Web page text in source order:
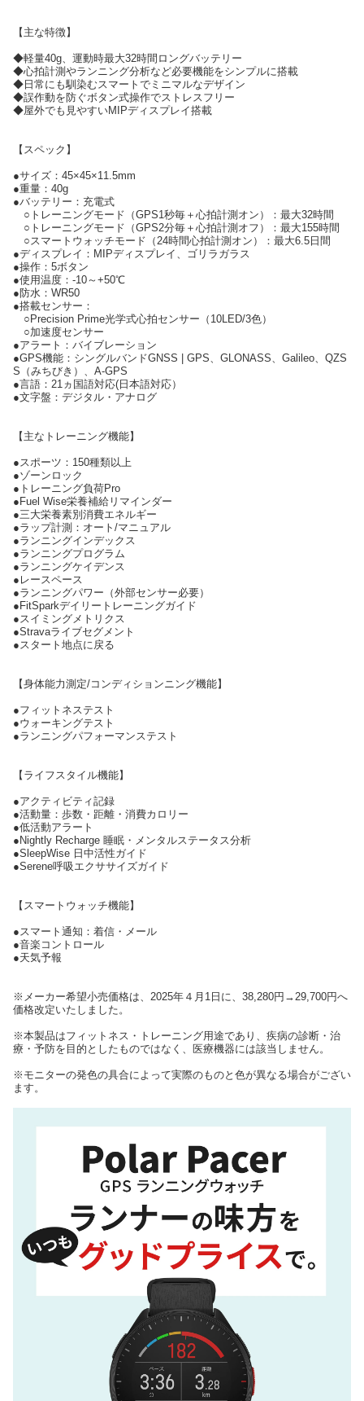
【主な特徴】
◆軽量40g、運動時最大32時間ロングバッテリー
◆心拍計測やランニング分析など必要機能をシンプルに搭載
◆日常にも馴染むスマートでミニマルなデザイン
◆誤作動を防ぐボタン式操作でストレスフリー
◆屋外でも見やすいMIPディスプレイ搭載
【スペック】
●サイズ：45×45×11.5mm
●重量：40g
●バッテリー：充電式
○トレーニングモード（GPS1秒毎＋心拍計測オン）：最大32時間
○トレーニングモード（GPS2分毎＋心拍計測オフ）：最大155時間
○スマートウォッチモード（24時間心拍計測オン）：最大6.5日間
●ディスプレイ：MIPディスプレイ、ゴリラガラス
●操作：5ボタン
●使用温度：-10～+50℃
●防水：WR50
●搭載センサー：
○Precision Prime光学式心拍センサー（10LED/3色）
○加速度センサー
●アラート：バイブレーション
●GPS機能：シングルバンドGNSS | GPS、GLONASS、Galileo、QZS
S（みちびき）、A-GPS
●言語：21ヵ国語対応(日本語対応）
●文字盤：デジタル・アナログ
【主なトレーニング機能】
●スポーツ：150種類以上
●ゾーンロック
●トレーニング負荷Pro
●Fuel Wise栄養補給リマインダー
●三大栄養素別消費エネルギー
●ラップ計測：オート/マニュアル
●ランニングインデックス
●ランニングプログラム
●ランニングケイデンス
●レースペース
●ランニングパワー（外部センサー必要）
●FitSparkデイリートレーニングガイド
●スイミングメトリクス
●Stravaライブセグメント
●スタート地点に戻る
【身体能力測定/コンディションニング機能】
●フィットネステスト
●ウォーキングテスト
●ランニングパフォーマンステスト
【ライフスタイル機能】
●アクティビティ記録
●活動量：歩数・距離・消費カロリー
●低活動アラート
●Nightly Recharge 睡眠・メンタルステータス分析
●SleepWise 日中活性ガイド
●Serene呼吸エクササイズガイド
【スマートウォッチ機能】
●スマート通知：着信・メール
●音楽コントロール
●天気予報
※メーカー希望小売価格は、2025年４月1日に、38,280円→29,700円へ
価格改定いたしました。
※本製品はフィットネス・トレーニング用途であり、疾病の診断・治
療・予防を目的としたものではなく、医療機器には該当しません。
※モニターの発色の具合によって実際のものと色が異なる場合がござい
ます。